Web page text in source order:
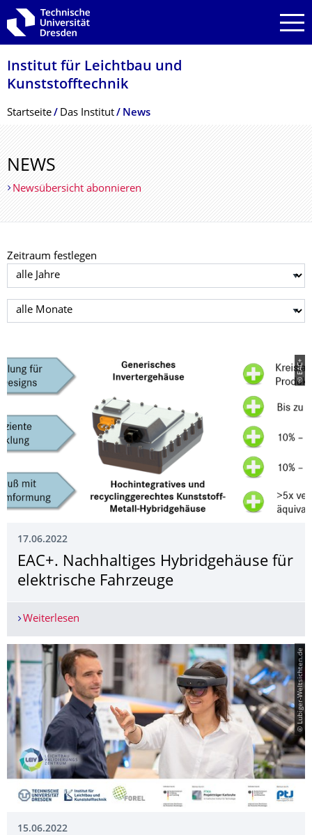
Zur Hauptnavigation springen
Zur Suche springen
Zum Inhalt springen
Institut für Leichtbau und
Kunststofftechnik
Breadcrumb-Menü
Startseite Das Institut News
NEWS
Newsübersicht abonnieren
Zeitraum festlegen
Jahr auswählen
Monat auswählen
© EAC+
17.06.2022
EAC+. Nachhaltiges Hybridgehäuse für
elektrische Fahrzeuge
Weiterlesen
© Lubiger-Weltsichten.de
15.06.2022